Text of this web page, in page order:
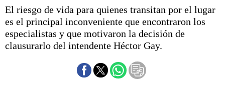
Deportes
Escenario Olímpico
Liga del Sur
Básquetbol
Fútbol
Federal A
Aplausos
El riesgo de vida para quienes transitan por el lugar
es el principal inconveniente que encontraron los
especialistas y que motivaron la decisión de
clausurarlo del intendente Héctor Gay.